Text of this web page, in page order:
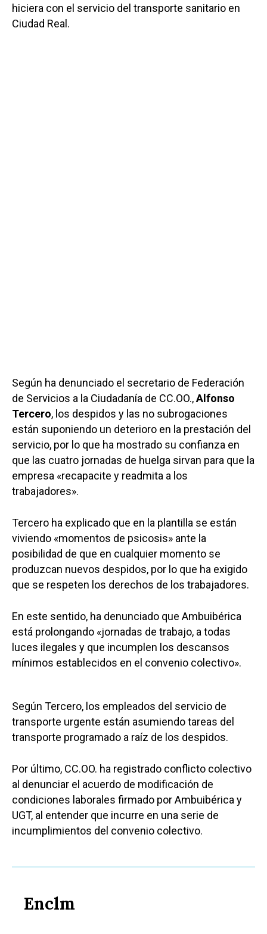
hiciera con el servicio del transporte sanitario en
Ciudad Real.
Según ha denunciado el secretario de Federación
de Servicios a la Ciudadanía de CC.OO.,Alfonso
Tercero, los despidos y las no subrogaciones
están suponiendo un deterioro en la prestación del
servicio, por lo que ha mostrado su confianza en
que las cuatro jornadas de huelga sirvan para que la
empresa «recapacite y readmita a los
trabajadores».
Tercero ha explicado que en la plantilla se están
viviendo «momentos de psicosis» ante la
posibilidad de que en cualquier momento se
produzcan nuevos despidos, por lo que ha exigido
que se respeten los derechos de los trabajadores.
En este sentido, ha denunciado que Ambuibérica
está prolongando «jornadas de trabajo, a todas
luces ilegales y que incumplen los descansos
mínimos establecidos en el convenio colectivo».
Según Tercero, los empleados del servicio de
transporte urgente están asumiendo tareas del
transporte programado a raíz de los despidos.
Por último, CC.OO. ha registrado conflicto colectivo
al denunciar el acuerdo de modificación de
condiciones laborales firmado por Ambuibérica y
UGT, al entender que incurre en una serie de
incumplimientos del convenio colectivo.
Enclm